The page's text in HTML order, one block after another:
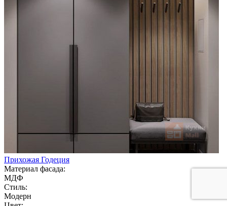
Прихожая Годеция
Материал фасада:
МДФ
Стиль:
Модерн